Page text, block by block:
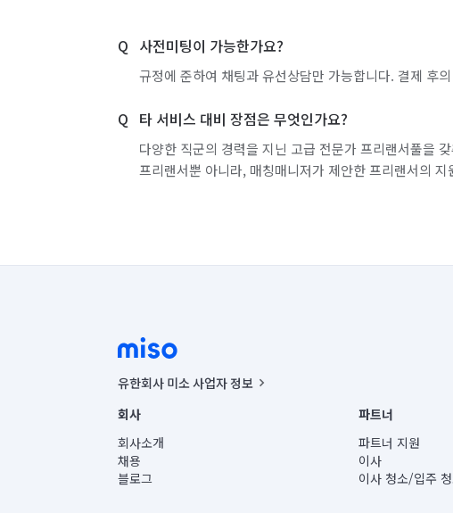
사전미팅이 가능한가요?
규정에 준하여 채팅과 유선상담만 가능합니다. 결제 후
타 서비스 대비 장점은 무엇인가요?
다양한 직군의 경력을 지닌 고급 전문가 프리랜서풀을
프리랜서뿐 아니라, 매칭매니저가 제안한 프리랜서의
유한회사 미소 사업자 정보
사업자등록번호 : 291-87-00271 | 인허가번호 : 2016-3220163-14-5-
통신판매신고번호 : 2024-서울종로-1400(공정거래위원회 정보) |
대표이사 : CHING VICTOR COLUMBIA RHEE
주소 | 본사: 서울특별시 종로구 율곡로 6(중학동, 트윈트리빌딩) B동 5
컨택센터 : 서울특별시 종로구 수송동 율곡로 24, 7층, 8층 미소
회사
회사소개
채용
블로그
파트너
파트너 지원
이사
이사 청소/입주